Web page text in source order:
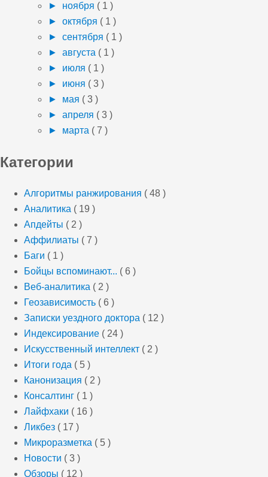
► ноября ( 1 )
► октября ( 1 )
► сентября ( 1 )
► августа ( 1 )
► июля ( 1 )
► июня ( 3 )
► мая ( 3 )
► апреля ( 3 )
► марта ( 7 )
Категории
Алгоритмы ранжирования ( 48 )
Аналитика ( 19 )
Апдейты ( 2 )
Аффилиаты ( 7 )
Баги ( 1 )
Бойцы вспоминают... ( 6 )
Веб-аналитика ( 2 )
Геозависимость ( 6 )
Записки уездного доктора ( 12 )
Индексирование ( 24 )
Искусственный интеллект ( 2 )
Итоги года ( 5 )
Канонизация ( 2 )
Консалтинг ( 1 )
Лайфхаки ( 16 )
Ликбез ( 17 )
Микроразметка ( 5 )
Новости ( 3 )
Обзоры ( 12 )